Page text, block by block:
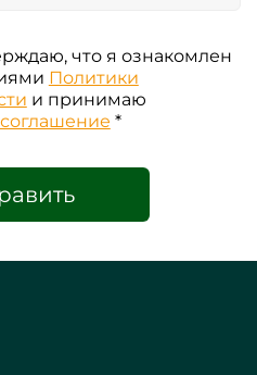
что я ознакомлен
Политики
и принимаю
*